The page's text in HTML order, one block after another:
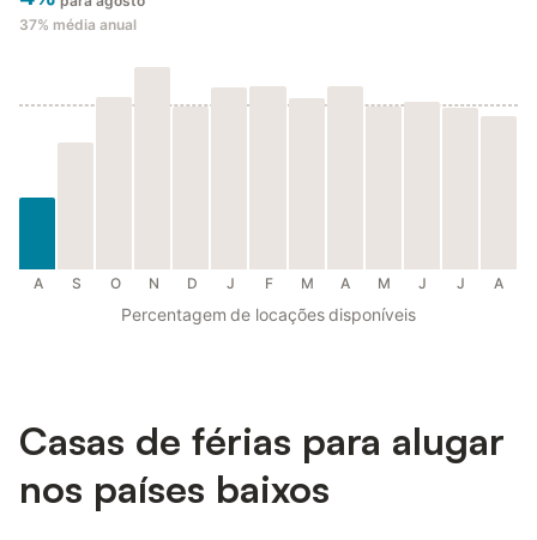
37% média anual
A S O N D J F M A M J J A
Percentagem de locações disponíveis
Casas de férias para alugar
nos países baixos